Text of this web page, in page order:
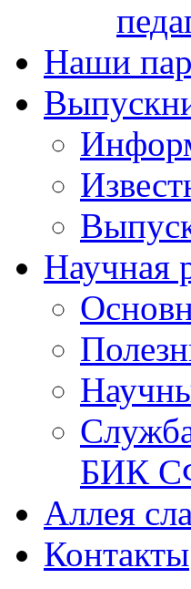
Наши
Научная
БИК
Аллея
Контакты